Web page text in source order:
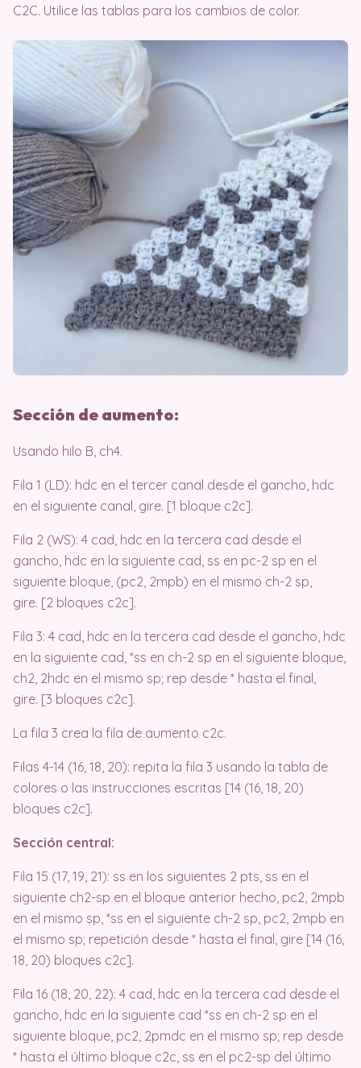
C2C. Utilice las tablas para los cambios de color.
Sección de aumento:
Usando hilo B, ch4.
Fila 1 (LD): hdc en el tercer canal desde el gancho, hdc
en el siguiente canal, gire. [1 bloque c2c].
Fila 2 (WS): 4 cad, hdc en la tercera cad desde el
gancho, hdc en la siguiente cad, ss en pc-2 sp en el
siguiente bloque, (pc2, 2mpb) en el mismo ch-2 sp,
gire. [2 bloques c2c].
Fila 3: 4 cad, hdc en la tercera cad desde el gancho, hdc
en la siguiente cad, *ss en ch-2 sp en el siguiente bloque,
ch2, 2hdc en el mismo sp; rep desde * hasta el final,
gire. [3 bloques c2c].
La fila 3 crea la fila de aumento c2c.
Filas 4-14 (16, 18, 20): repita la fila 3 usando la tabla de
colores o las instrucciones escritas [14 (16, 18, 20)
bloques c2c].
Sección central:
Fila 15 (17, 19, 21): ss en los siguientes 2 pts, ss en el
siguiente ch2-sp en el bloque anterior hecho, pc2, 2mpb
en el mismo sp, *ss en el siguiente ch-2 sp, pc2, 2mpb en
el mismo sp; repetición desde * hasta el final, gire [14 (16,
18, 20) bloques c2c].
Fila 16 (18, 20, 22): 4 cad, hdc en la tercera cad desde el
gancho, hdc en la siguiente cad *ss en ch-2 sp en el
siguiente bloque, pc2, 2pmdc en el mismo sp; rep desde
* hasta el último bloque c2c, ss en el pc2-sp del último